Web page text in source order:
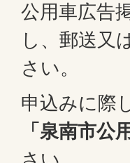
公用車広告
し、郵送又
さい。
申込みに際
「泉南市